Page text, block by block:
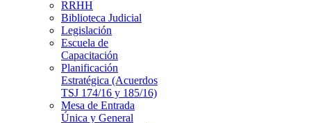
RRHH
Biblioteca Judicial
Legislación
Escuela de
Capacitación
Planificación
Estratégica (Acuerdos
TSJ 174/16 y 185/16)
Mesa de Entrada
Única y General